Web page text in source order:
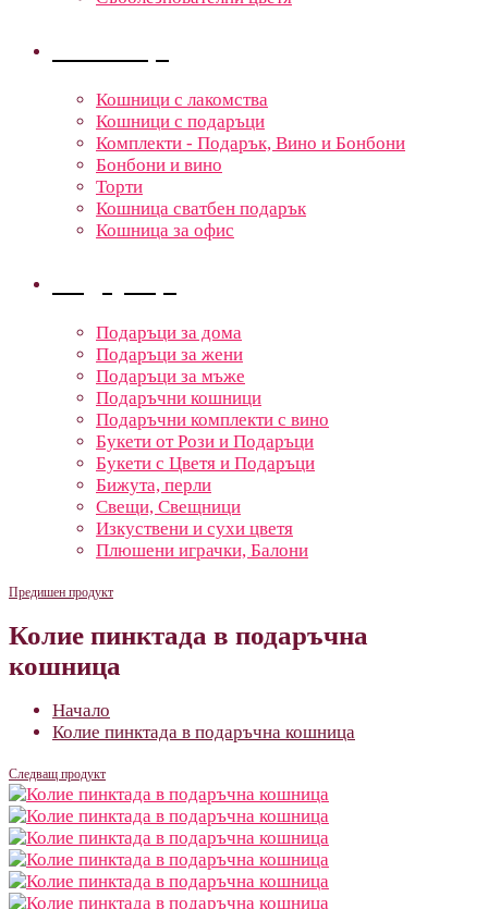
Кошници с лакомства
Кошници с подаръци
Комплекти - Подарък, Вино и Бонбони
Бонбони и вино
Торти
Кошница сватбен подарък
Кошница за офис
Подаръци за дома
Подаръци за жени
Подаръци за мъже
Подаръчни кошници
Подаръчни комплекти с вино
Букети от Рози и Подаръци
Букети с Цветя и Подаръци
Бижута, перли
Свещи, Свещници
Изкуствени и сухи цветя
Плюшени играчки, Балони
Предишен продукт
Колие пинктада в подаръчна
кошница
Начало
Колие пинктада в подаръчна кошница
Следващ продукт